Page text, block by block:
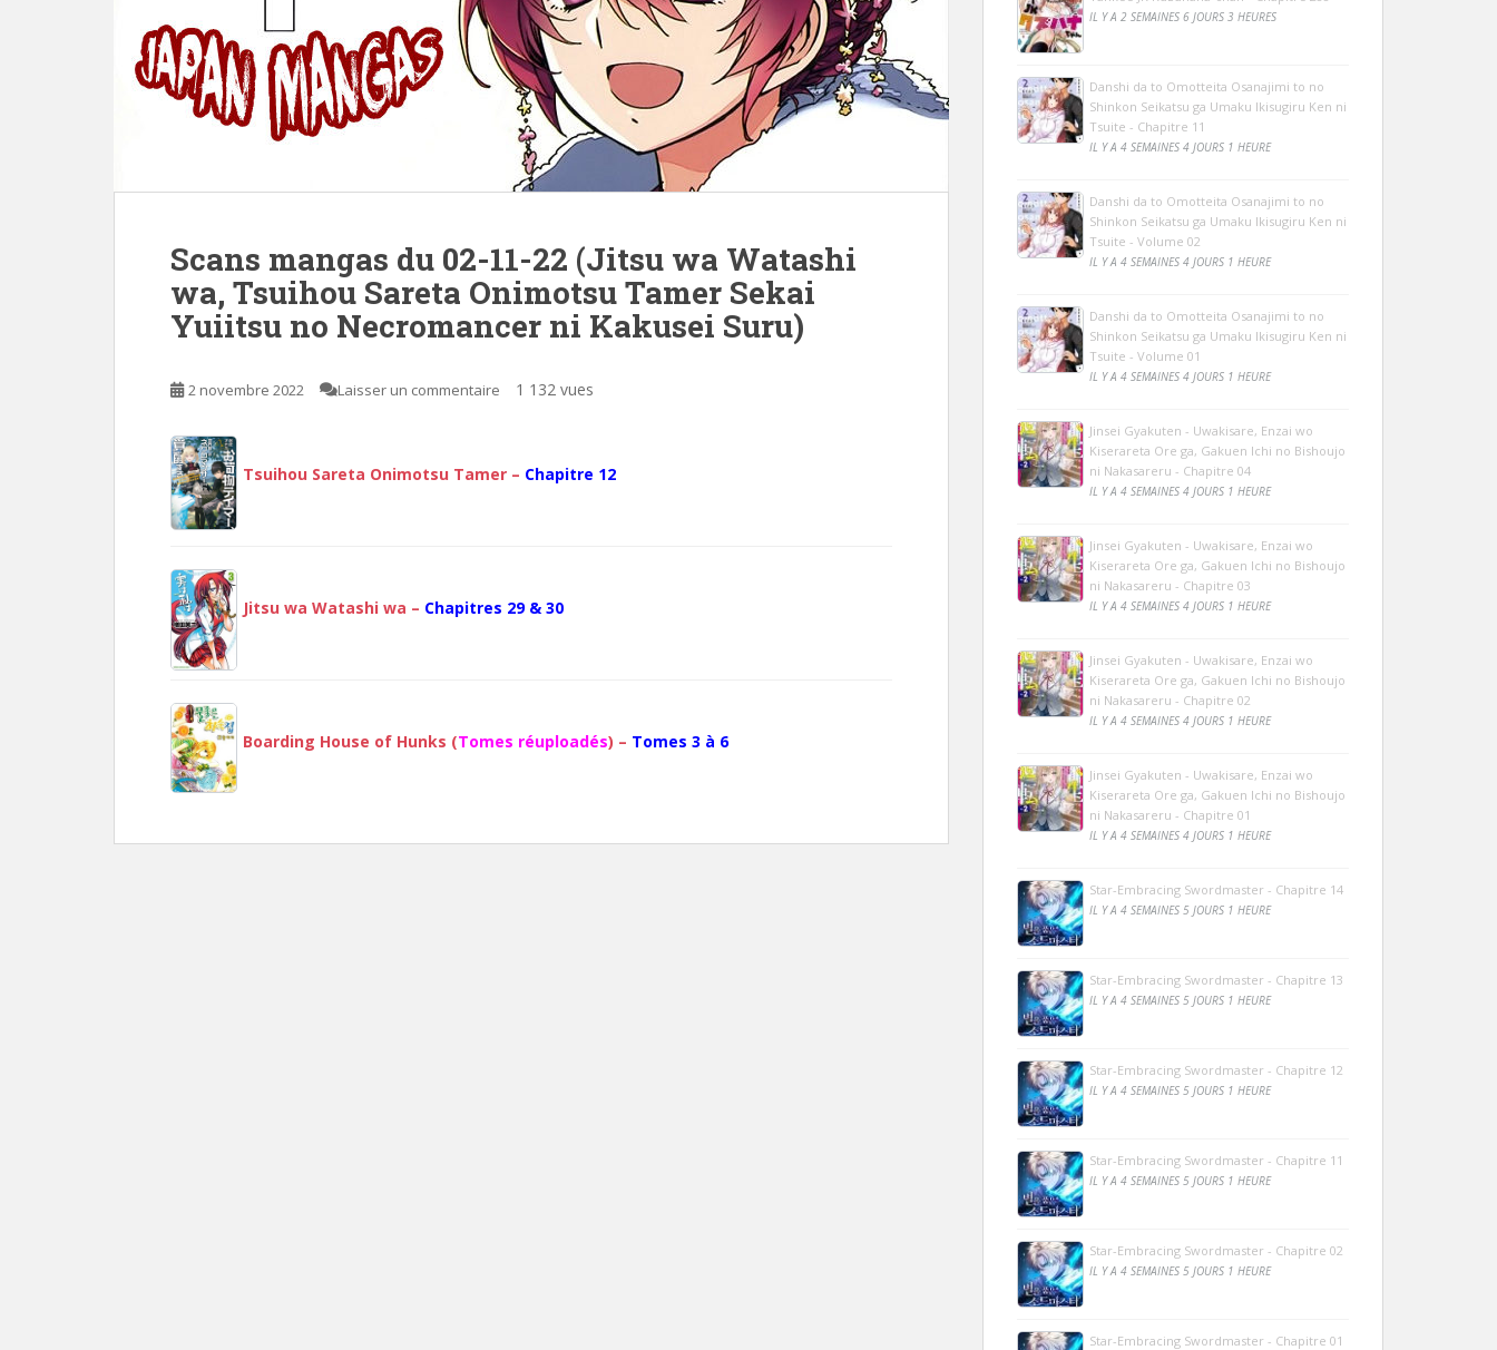
Scans mangas du 02-11-22 (Jitsu wa Watashi
wa, Tsuihou Sareta Onimotsu Tamer Sekai
Yuiitsu no Necromancer ni Kakusei Suru)
2 novembre 2022 Laisser un commentaire 1 132 vues
Tsuihou Sareta Onimotsu Tamer – Chapitre 12
Jitsu wa Watashi wa – Chapitres 29 & 30
Boarding House of Hunks (Tomes réuploadés) – Tomes 3 à 6
IL Y A 2 SEMAINES 6 JOURS 3 HEURES
Danshi da to Omotteita Osanajimi to no
Shinkon Seikatsu ga Umaku Ikisugiru Ken ni
Tsuite - Chapitre 11
IL Y A 4 SEMAINES 4 JOURS 1 HEURE
Danshi da to Omotteita Osanajimi to no
Shinkon Seikatsu ga Umaku Ikisugiru Ken ni
Tsuite - Volume 02
IL Y A 4 SEMAINES 4 JOURS 1 HEURE
Danshi da to Omotteita Osanajimi to no
Shinkon Seikatsu ga Umaku Ikisugiru Ken ni
Tsuite - Volume 01
IL Y A 4 SEMAINES 4 JOURS 1 HEURE
Jinsei Gyakuten - Uwakisare, Enzai wo
Kiserareta Ore ga, Gakuen Ichi no Bishoujo
ni Nakasareru - Chapitre 04
IL Y A 4 SEMAINES 4 JOURS 1 HEURE
Jinsei Gyakuten - Uwakisare, Enzai wo
Kiserareta Ore ga, Gakuen Ichi no Bishoujo
ni Nakasareru - Chapitre 03
IL Y A 4 SEMAINES 4 JOURS 1 HEURE
Jinsei Gyakuten - Uwakisare, Enzai wo
Kiserareta Ore ga, Gakuen Ichi no Bishoujo
ni Nakasareru - Chapitre 02
IL Y A 4 SEMAINES 4 JOURS 1 HEURE
Jinsei Gyakuten - Uwakisare, Enzai wo
Kiserareta Ore ga, Gakuen Ichi no Bishoujo
ni Nakasareru - Chapitre 01
IL Y A 4 SEMAINES 4 JOURS 1 HEURE
Star-Embracing Swordmaster - Chapitre 14
IL Y A 4 SEMAINES 5 JOURS 1 HEURE
Star-Embracing Swordmaster - Chapitre 13
IL Y A 4 SEMAINES 5 JOURS 1 HEURE
Star-Embracing Swordmaster - Chapitre 12
IL Y A 4 SEMAINES 5 JOURS 1 HEURE
Star-Embracing Swordmaster - Chapitre 11
IL Y A 4 SEMAINES 5 JOURS 1 HEURE
Star-Embracing Swordmaster - Chapitre 02
IL Y A 4 SEMAINES 5 JOURS 1 HEURE
Star-Embracing Swordmaster - Chapitre 01